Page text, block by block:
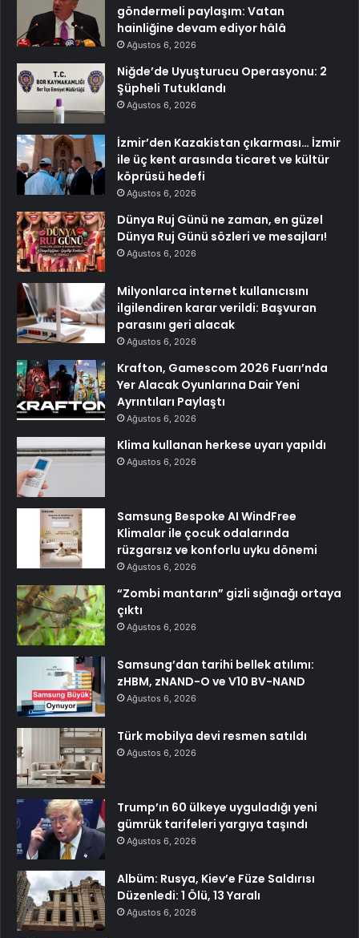
göndermeli paylaşım: Vatan
hainliğine devam ediyor hâlâ
Ağustos 6, 2026
Niğde’de Uyuşturucu Operasyonu: 2
Şüpheli Tutuklandı
Ağustos 6, 2026
İzmir’den Kazakistan çıkarması… İzmir
ile üç kent arasında ticaret ve kültür
köprüsü hedefi
Ağustos 6, 2026
Dünya Ruj Günü ne zaman, en güzel
Dünya Ruj Günü sözleri ve mesajları!
Ağustos 6, 2026
Milyonlarca internet kullanıcısını
ilgilendiren karar verildi: Başvuran
parasını geri alacak
Ağustos 6, 2026
Krafton, Gamescom 2026 Fuarı’nda
Yer Alacak Oyunlarına Dair Yeni
Ayrıntıları Paylaştı
Ağustos 6, 2026
Klima kullanan herkese uyarı yapıldı
Ağustos 6, 2026
Samsung Bespoke AI WindFree
Klimalar ile çocuk odalarında
rüzgarsız ve konforlu uyku dönemi
Ağustos 6, 2026
“Zombi mantarın” gizli sığınağı ortaya
çıktı
Ağustos 6, 2026
Samsung’dan tarihi bellek atılımı:
zHBM, zNAND-O ve V10 BV-NAND
Ağustos 6, 2026
Türk mobilya devi resmen satıldı
Ağustos 6, 2026
Trump’ın 60 ülkeye uyguladığı yeni
gümrük tarifeleri yargıya taşındı
Ağustos 6, 2026
Albüm: Rusya, Kiev’e Füze Saldırısı
Düzenledi: 1 Ölü, 13 Yaralı
Ağustos 6, 2026